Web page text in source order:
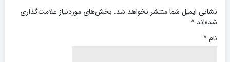
نشانی ایمیل شما منتشر نخواهد شد. بخش‌های موردنیاز علامت‌گذاری
شده‌اند *
نام*